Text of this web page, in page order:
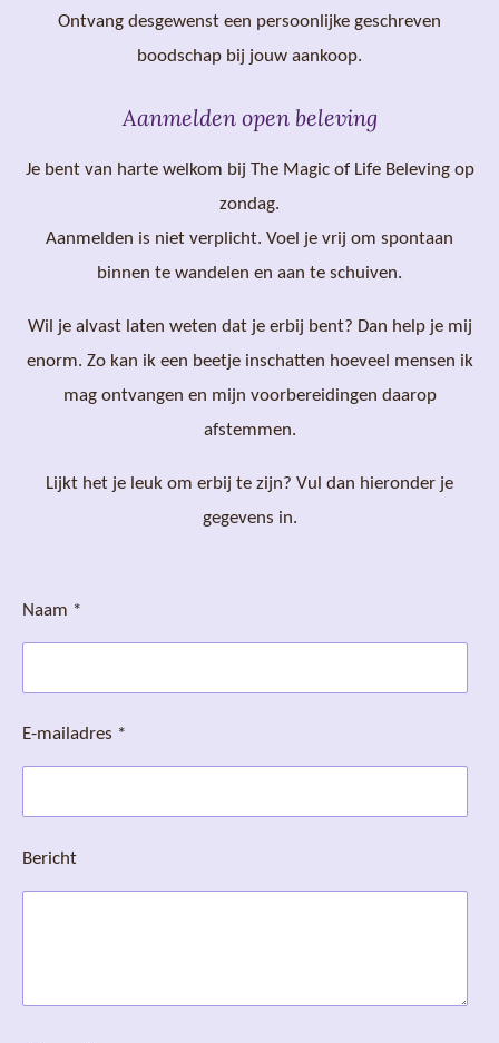
Ontvang desgewenst een persoonlijke geschreven
boodschap bij jouw aankoop.
Aanmelden open beleving
Je bent van harte welkom bij The Magic of Life Beleving op
zondag.
Aanmelden is niet verplicht. Voel je vrij om spontaan
binnen te wandelen en aan te schuiven.
Wil je alvast laten weten dat je erbij bent? Dan help je mij
enorm. Zo kan ik een beetje inschatten hoeveel mensen ik
mag ontvangen en mijn voorbereidingen daarop
afstemmen.
Lijkt het je leuk om erbij te zijn? Vul dan hieronder je
gegevens in.
Naam *
E-mailadres *
Bericht